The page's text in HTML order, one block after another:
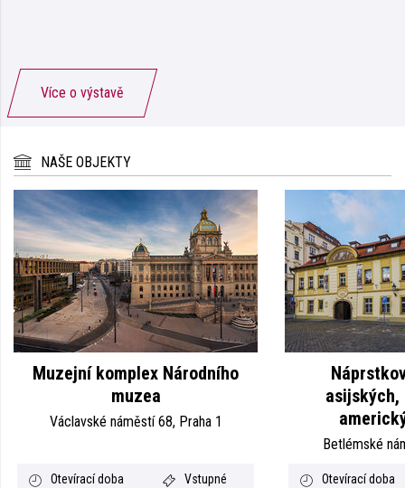
Více o výstavě
NAŠE OBJEKTY
Muzejní komplex Národního
muzea
Václavské náměstí 68, Praha 1
Otevírací doba Vstupné
Betlémské
Otevírací doba